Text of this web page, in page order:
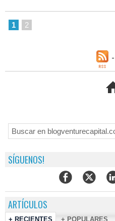
1 2
SÍGUENOS!
ARTÍCULOS
+ RECIENTES + POPULARES